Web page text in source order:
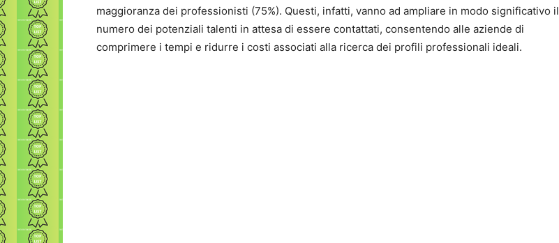
maggioranza dei professionisti (75%). Questi, infatti, vanno ad ampliare in modo significativo il
numero dei potenziali talenti in attesa di essere contattati, consentendo alle aziende di
comprimere i tempi e ridurre i costi associati alla ricerca dei profili professionali ideali.